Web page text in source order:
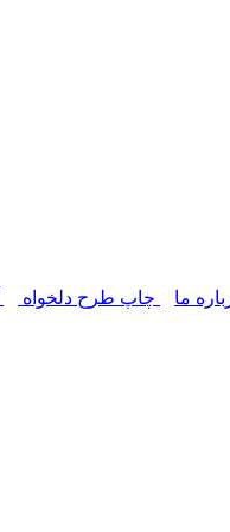
ما چاپ طرح دلخواه